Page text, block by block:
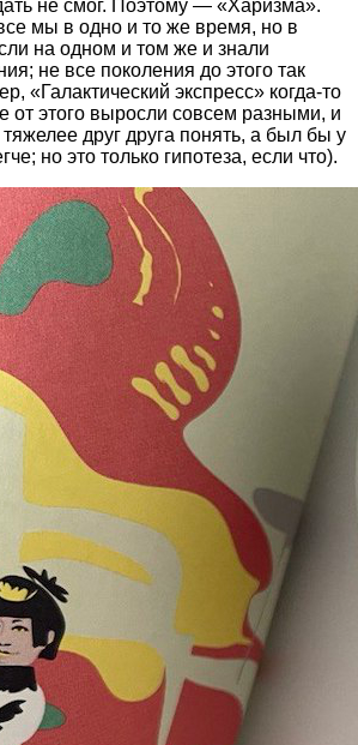
не смог. Поэтому — «Харизма».
мы в одно и то же время, но в
на одном и том же и знали
не все поколения до этого так
«Галактический экспресс» когда-то
от этого выросли совсем разными, и
друг друга понять, а был бы у
но это только гипотеза, если что).